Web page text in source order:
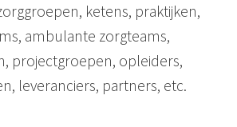
ketens, praktijken,
ambulante zorgteams,
projectgroepen, opleiders,
leveranciers, partners, etc.